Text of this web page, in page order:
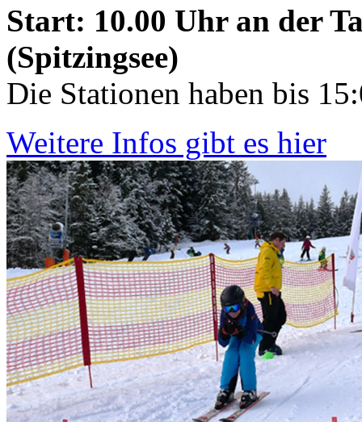
Start: 10.00 Uhr an der
(Spitzingsee)
Die Stationen haben bis
Weitere Infos gibt es hier